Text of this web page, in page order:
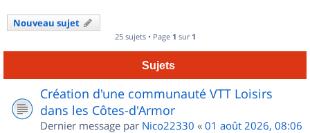
Nouveau sujet
25 sujets • Page 1 sur 1
Sujets
Création d'une communauté VTT Loisirs
dans les Côtes-d'Armor
Dernier message par Nico22330 « 01 août 2026, 08:06